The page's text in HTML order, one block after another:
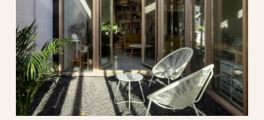
architectuur